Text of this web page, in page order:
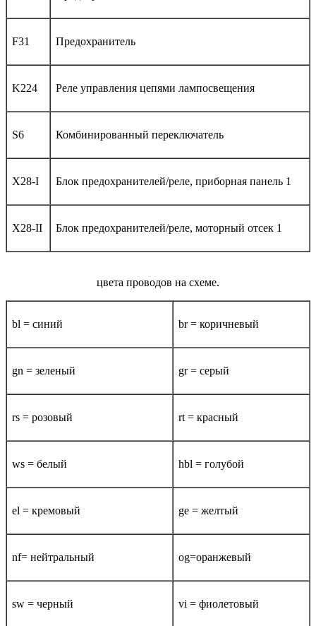
F31 Предохранитель
K224 Реле управления цепями лампосвещения
S6 Комбинированный переключатель
X28-I Блок предохранителей/реле, приборная панель 1
X28-II Блок предохранителей/реле, моторный отсек 1
цвета проводов на схеме.
bl = синий br = коричневый
gn = зеленый gr = серый
rs = розовый rt = красный
ws = белый hbl = голубой
el = кремовый ge = желтый
nf= нейтральный og=оранжевый
sw = черный vi = фиолетовый